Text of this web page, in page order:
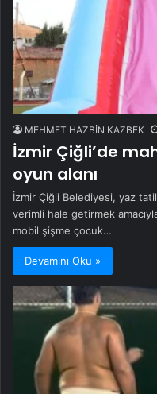
MEHMET HAZBİN KAZBEK
İzmir Çiğli’de
oyun alanı
İzmir Çiğli Belediyesi, yaz
verimli hale getirmek
mobil şişme çocuk…
Devamını Oku »